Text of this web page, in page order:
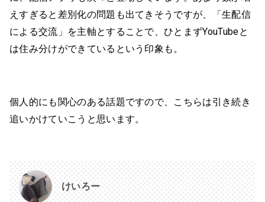
えすぎると差別化の問題も出てきそうですが、「生配信
による交流」を主軸とすることで、ひとまずYouTubeと
は住み分けができているという印象も。
個人的にも関心のある話題ですので、こちらは引き続き
追いかけていこうと思います。
けいろー